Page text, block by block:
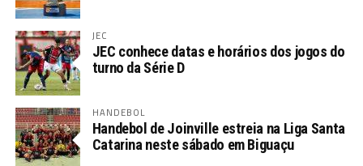
JEC
JEC conhece datas e horários dos jogos do
turno da Série D
HANDEBOL
Handebol de Joinville estreia na Liga Santa
Catarina neste sábado em Biguaçu